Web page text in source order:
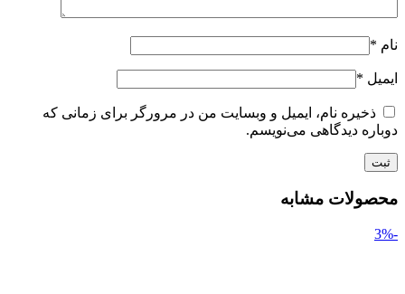
نام *
ایمیل *
ذخیره نام، ایمیل و وبسایت من در مرورگر برای زمانی که
دوباره دیدگاهی می‌نویسم.
محصولات مشابه
-3%